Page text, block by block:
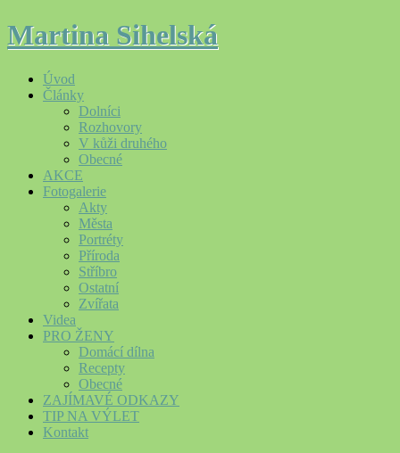
Martina Sihelská
Úvod
Články
Dolníci
Rozhovory
V kůži druhého
Obecné
AKCE
Fotogalerie
Akty
Města
Portréty
Příroda
Stříbro
Ostatní
Zvířata
Videa
PRO ŽENY
Domácí dílna
Recepty
Obecné
ZAJÍMAVÉ ODKAZY
TIP NA VÝLET
Kontakt